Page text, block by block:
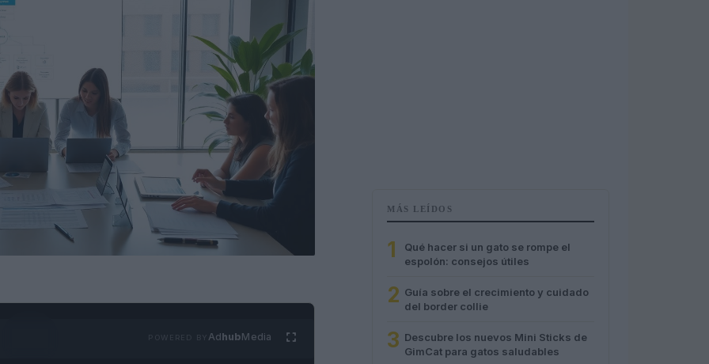
AdhubMedia
MÁS LEÍDOS
1
Qué hacer si un gato se rompe el
espolón: consejos útiles
2 Guía sobre el crecimiento y cuidado
del border collie
3 Descubre los nuevos Mini Sticks de
GimCat para gatos saludables